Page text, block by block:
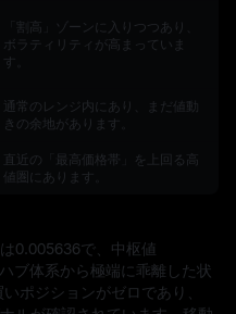
「割高」ゾーンに入りつつあり、
ボラティリティが高まっていま
す。
通常のレンジ内にあり、まだ値動
きの余地があります。
直近の「最高価格帯」を上回る高
値圏にあります。
0.005636で、中枢値
ブ体系から極端に乖離した状
ポジションがゼロであり、